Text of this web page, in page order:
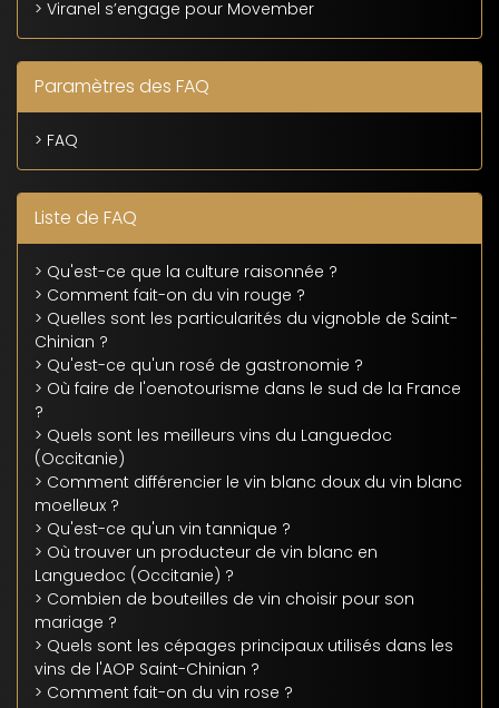
> Viranel s’engage pour Movember
Paramètres des FAQ
> FAQ
Liste de FAQ
> Qu'est-ce que la culture raisonnée ?
> Comment fait-on du vin rouge ?
> Quelles sont les particularités du vignoble de Saint-
Chinian ?
> Qu'est-ce qu'un rosé de gastronomie ?
> Où faire de l'oenotourisme dans le sud de la France
?
> Quels sont les meilleurs vins du Languedoc
(Occitanie)
> Comment différencier le vin blanc doux du vin blanc
moelleux ?
> Qu'est-ce qu'un vin tannique ?
> Où trouver un producteur de vin blanc en
Languedoc (Occitanie) ?
> Combien de bouteilles de vin choisir pour son
mariage ?
> Quels sont les cépages principaux utilisés dans les
vins de l'AOP Saint-Chinian ?
> Comment fait-on du vin rose ?